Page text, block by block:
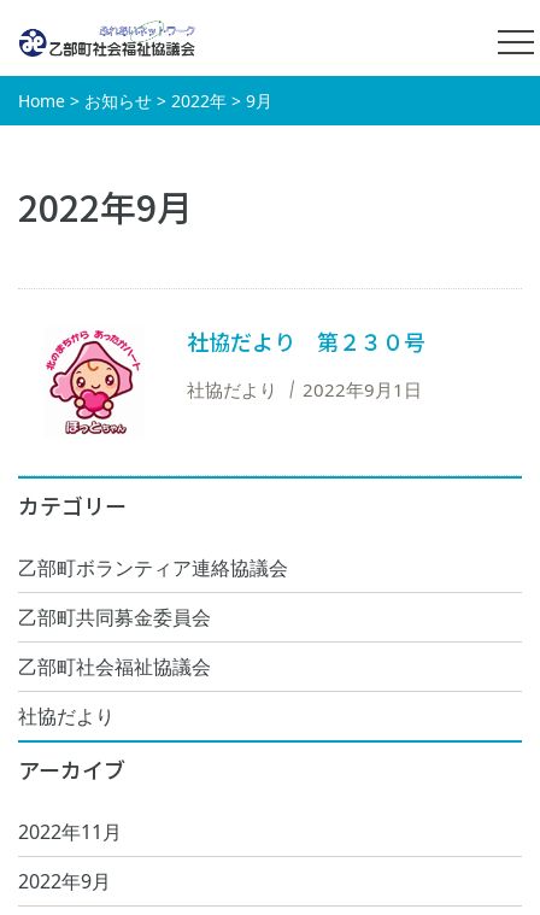
Home > お知らせ > 2022年 > 9月
2022年9月
社協だより 第２３０号
社協だより 2022年9月1日
カテゴリー
乙部町ボランティア連絡協議会
乙部町共同募金委員会
乙部町社会福祉協議会
社協だより
アーカイブ
2022年11月
2022年9月